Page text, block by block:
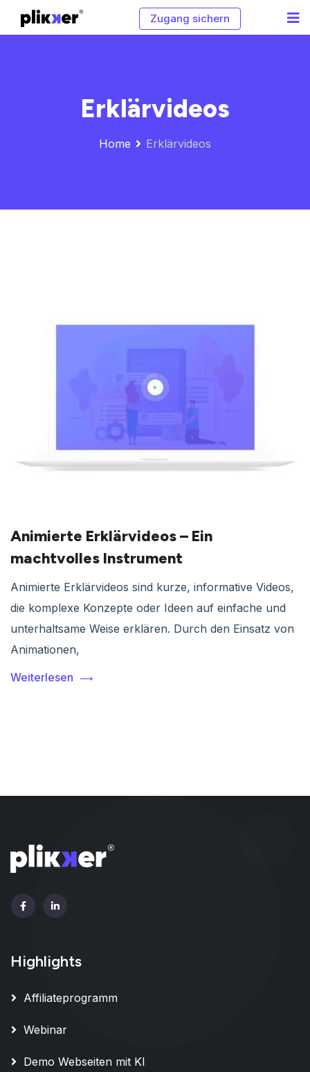
Zugang sichern
Erklärvideos
Home Erklärvideos
Animierte Erklärvideos – Ein
machtvolles Instrument
Animierte Erklärvideos sind kurze, informative Videos,
die komplexe Konzepte oder Ideen auf einfache und
unterhaltsame Weise erklären. Durch den Einsatz von
Animationen,
Weiterlesen
Highlights
Affiliateprogramm
Webinar
Demo Webseiten mit KI